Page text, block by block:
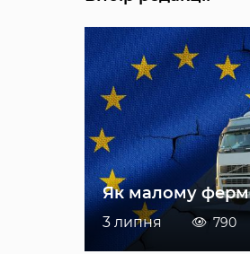
Як малому
3 липня 790